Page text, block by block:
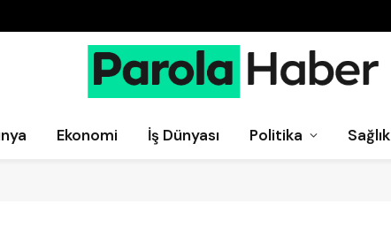
Ekonomi İş Dünyası Politika Sağlık